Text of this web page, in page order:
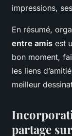
impressions,
En résumé,
entre amis est
bon moment,
les liens
meilleur
partage